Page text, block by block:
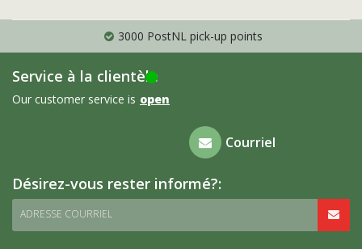
3000 PostNL pick-up points
Service à la clientèle
Our customer service is open
Foire aux
questions
Courriel
Désirez-vous rester informé?:
ADRESSE COURRIEL